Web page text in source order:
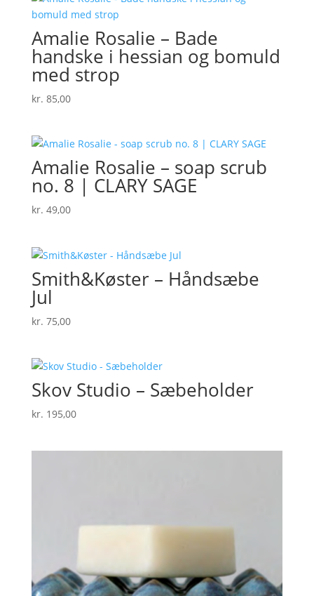
Amalie Rosalie – Bade
handske i hessian og bomuld
med strop
kr. 85,00
Amalie Rosalie – soap scrub
no. 8 | CLARY SAGE
kr. 49,00
Smith&Køster – Håndsæbe
Jul
kr. 75,00
Skov Studio – Sæbeholder
kr. 195,00